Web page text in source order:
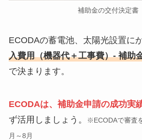
補助金の交付決定書
ECODAの蓄電池、太陽光設置に
入費用（機器代＋工事費）- 補助
で決まります。
ECODAは、補助金申請の成功実
ず活用しましょう。
※ECODAで審査
月～8月